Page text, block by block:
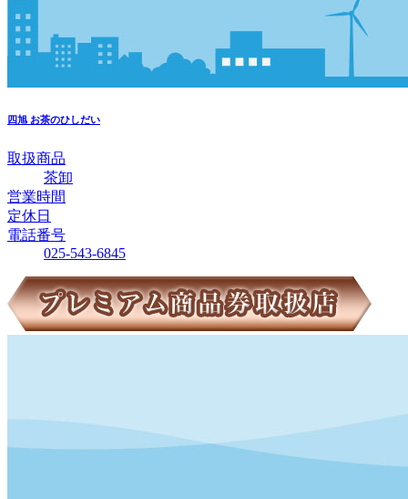
四旭 お茶のひしだい
取扱商品
茶卸
営業時間
定休日
電話番号
025-543-6845